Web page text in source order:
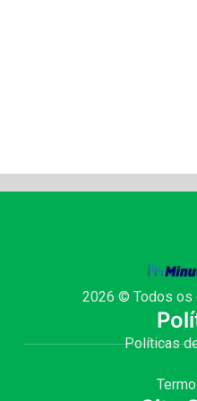
2026 © Todos os
Políticas